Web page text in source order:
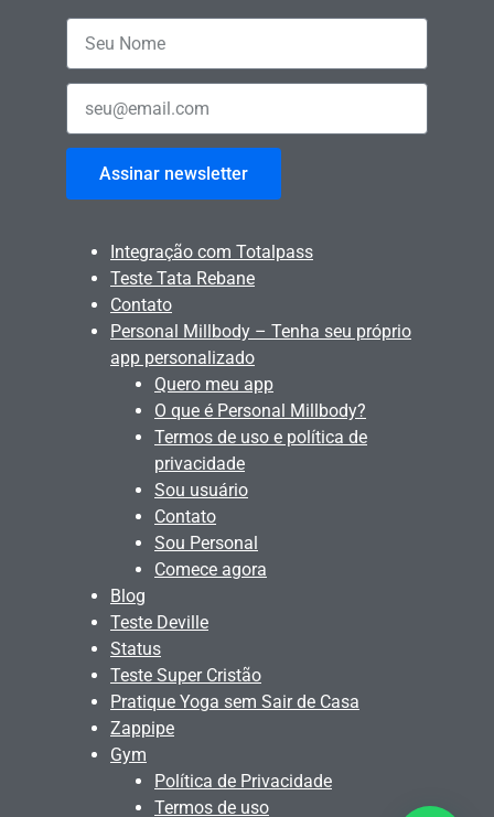
Assinar newsletter
Integração com Totalpass
Teste Tata Rebane
Contato
Personal Millbody – Tenha seu próprio
app personalizado
Quero meu app
O que é Personal Millbody?
Termos de uso e política de
privacidade
Sou usuário
Contato
Sou Personal
Comece agora
Blog
Teste Deville
Status
Teste Super Cristão
Pratique Yoga sem Sair de Casa
Zappipe
Gym
Política de Privacidade
Termos de uso